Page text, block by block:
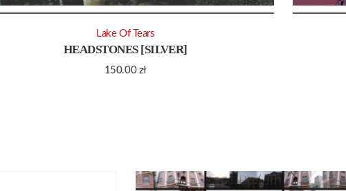
HEADSTONES [SILVER]
150.00 zł
Lake Of Tears